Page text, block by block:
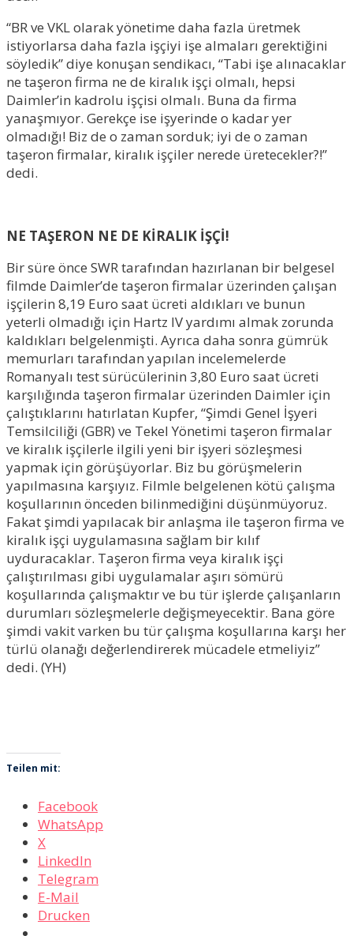
“BR ve VKL olarak yönetime daha fazla üretmek
istiyorlarsa daha fazla işçiyi işe almaları gerektiğini
söyledik” diye konuşan sendikacı, “Tabi işe alınacaklar
ne taşeron firma ne de kiralık işçi olmalı, hepsi
Daimler’in kadrolu işçisi olmalı. Buna da firma
yanaşmıyor. Gerekçe ise işyerinde o kadar yer
olmadığı! Biz de o zaman sorduk; iyi de o zaman
taşeron firmalar, kiralık işçiler nerede üretecekler?!”
dedi.
NE TAŞERON NE DE KİRALIK İŞÇİ!
Bir süre önce SWR tarafından hazırlanan bir belgesel
filmde Daimler’de taşeron firmalar üzerinden çalışan
işçilerin 8,19 Euro saat ücreti aldıkları ve bunun
yeterli olmadığı için Hartz IV yardımı almak zorunda
kaldıkları belgelenmişti. Ayrıca daha sonra gümrük
memurları tarafından yapılan incelemelerde
Romanyalı test sürücülerinin 3,80 Euro saat ücreti
karşılığında taşeron firmalar üzerinden Daimler için
çalıştıklarını hatırlatan Kupfer, “Şimdi Genel İşyeri
Temsilciliği (GBR) ve Tekel Yönetimi taşeron firmalar
ve kiralık işçilerle ilgili yeni bir işyeri sözleşmesi
yapmak için görüşüyorlar. Biz bu görüşmelerin
yapılmasına karşıyız. Filmle belgelenen kötü çalışma
koşullarının önceden bilinmediğini düşünmüyoruz.
Fakat şimdi yapılacak bir anlaşma ile taşeron firma ve
kiralık işçi uygulamasına sağlam bir kılıf
uyduracaklar. Taşeron firma veya kiralık işçi
çalıştırılması gibi uygulamalar aşırı sömürü
koşullarında çalışmaktır ve bu tür işlerde çalışanların
durumları sözleşmelerle değişmeyecektir. Bana göre
şimdi vakit varken bu tür çalışma koşullarına karşı her
türlü olanağı değerlendirerek mücadele etmeliyiz”
dedi. (YH)
Teilen mit:
Facebook
WhatsApp
X
LinkedIn
Telegram
E-Mail
Drucken